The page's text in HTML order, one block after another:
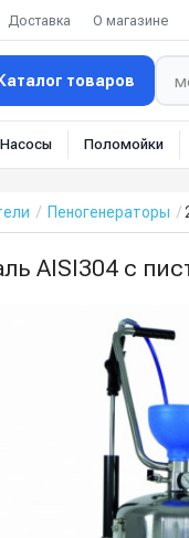
Доставка О магазине
Каталог товаров
Насосы Поломойки
Пеногенераторы
AISI304 с